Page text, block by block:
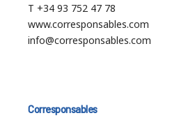
T +34 93 752 47 78
www.corresponsables.com
info@corresponsables.com
Corresponsables